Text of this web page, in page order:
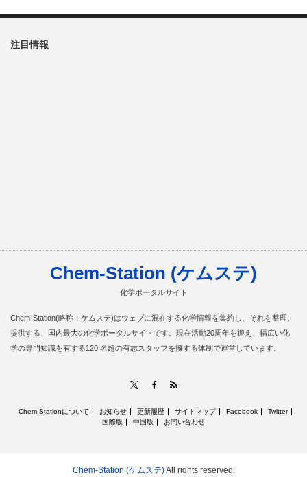
注目情報
Chem-Station (ケムステ)
化学ポータルサイト
Chem-Station(略称：ケムステ)はウェブに混在する化学情報を集約し、それを整理、
提供する、国内最大の化学ポータルサイトです。現在活動20周年を迎え、幅広い化
学の専門知識を有する120 名超の有志スタッフを擁する体制で運営しています。
Facebook
Chem-Stationについて お知らせ 更新履歴 サイトマップ Facebook
Twitter
国際版
中国版 お問い合わせ
Chem-Station (ケムステ)All rights reserved.